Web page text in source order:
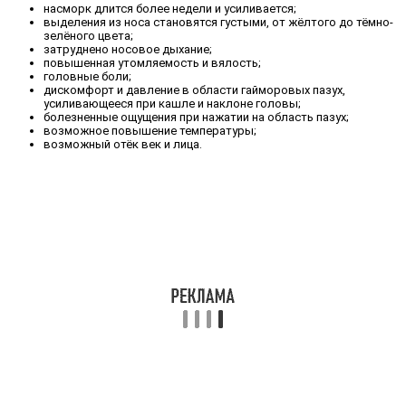
насморк длится более недели и усиливается;
выделения из носа становятся густыми, от жёлтого до тёмно-
зелёного цвета;
затруднено носовое дыхание;
повышенная утомляемость и вялость;
головные боли;
дискомфорт и давление в области гайморовых пазух,
усиливающееся при кашле и наклоне головы;
болезненные ощущения при нажатии на область пазух;
возможное повышение температуры;
возможный отёк век и лица.